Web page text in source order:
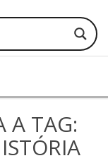
A TAG: